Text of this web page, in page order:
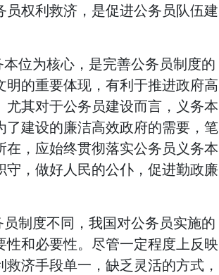
权利救济，是促进公务员队伍建
位为核心，是完善公务员制度的
的重要体现，有利于推进政府高
其对于公务员建设而言，义务本
建设的廉洁高效政府的需要，笔
，应始终贯彻落实公务员义务本
，做好人民的公仆，促进勤政廉
制度不同，我国对公务员实施的
和必要性。尽管一定程度上反映
济手段单一，缺乏灵活的方式，